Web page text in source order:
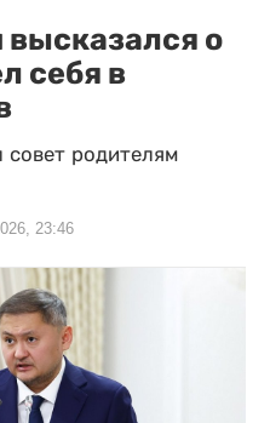
о
себя в
совет родителям
23:46